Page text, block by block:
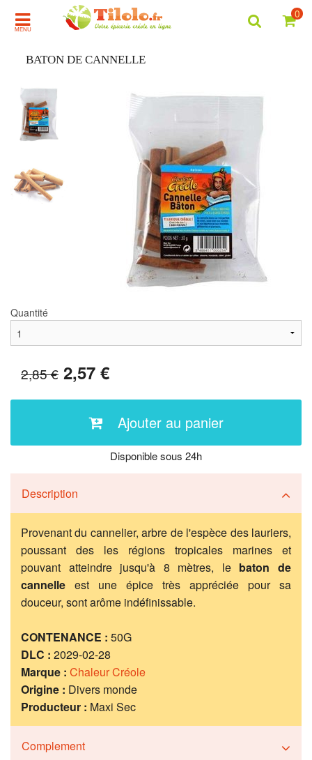
MENU
0
BATON DE CANNELLE
Quantité
2,85 € 2,57 €
Ajouter au panier
Disponible sous 24h
Description
Provenant du cannelier, arbre de l'espèce des lauriers,
poussant des les régions tropicales marines et
pouvant atteindre jusqu'à 8 mètres, le baton de
cannelle est une épice très appréciée pour sa
douceur, sont arôme indéfinissable.
CONTENANCE : 50G
DLC : 2029-02-28
Marque : Chaleur Créole
Origine : Divers monde
Producteur : Maxi Sec
Complement